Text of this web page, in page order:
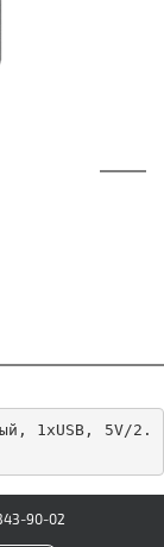
1xUSB, 5V/2.
90-02